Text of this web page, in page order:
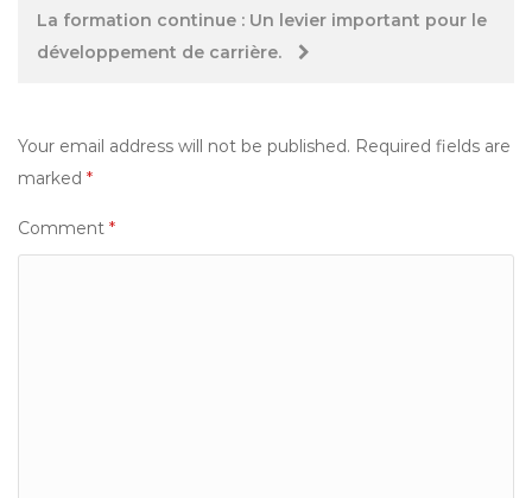
La formation continue : Un levier important pour le
développement de carrière.
Your email address will not be published. Required fields are
marked *
Comment *